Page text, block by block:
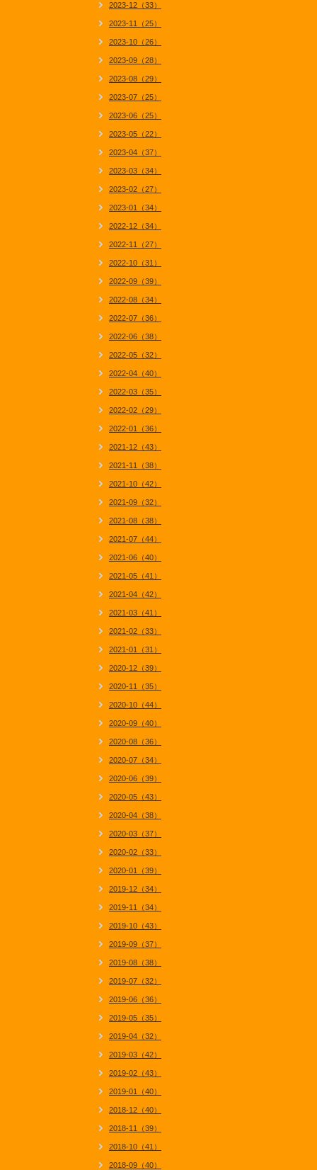
2023-12（33）
2023-11（25）
2023-10（26）
2023-09（28）
2023-08（29）
2023-07（25）
2023-06（25）
2023-05（22）
2023-04（37）
2023-03（34）
2023-02（27）
2023-01（34）
2022-12（34）
2022-11（27）
2022-10（31）
2022-09（39）
2022-08（34）
2022-07（36）
2022-06（38）
2022-05（32）
2022-04（40）
2022-03（35）
2022-02（29）
2022-01（36）
2021-12（43）
2021-11（38）
2021-10（42）
2021-09（32）
2021-08（38）
2021-07（44）
2021-06（40）
2021-05（41）
2021-04（42）
2021-03（41）
2021-02（33）
2021-01（31）
2020-12（39）
2020-11（35）
2020-10（44）
2020-09（40）
2020-08（36）
2020-07（34）
2020-06（39）
2020-05（43）
2020-04（38）
2020-03（37）
2020-02（33）
2020-01（39）
2019-12（34）
2019-11（34）
2019-10（43）
2019-09（37）
2019-08（38）
2019-07（32）
2019-06（36）
2019-05（35）
2019-04（32）
2019-03（42）
2019-02（43）
2019-01（40）
2018-12（40）
2018-11（39）
2018-10（41）
2018-09（40）